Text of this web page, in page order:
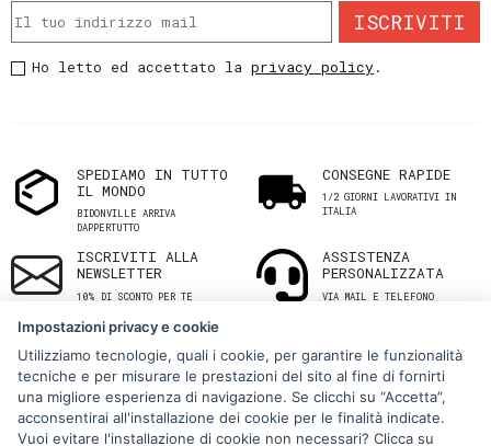
ISCRIVITI
Ho letto ed accettato laprivacy policy.
SPEDIAMO IN TUTTO
IL MONDO
BIDONVILLE ARRIVA
DAPPERTUTTO
CONSEGNE RAPIDE
1/2 GIORNI LAVORATIVI IN
ITALIA
ISCRIVITI ALLA
NEWSLETTER
10% DI SCONTO PER TE
ASSISTENZA
PERSONALIZZATA
VIA MAIL E TELEFONO
Impostazioni privacy e cookie
Utilizziamo tecnologie, quali i cookie, per garantire le funzionalità
tecniche e per misurare le prestazioni del sito al fine di fornirti
una migliore esperienza di navigazione. Se clicchi su “Accetta”,
acconsentirai all'installazione dei cookie per le finalità indicate.
Vuoi evitare l'installazione di cookie non necessari? Clicca su